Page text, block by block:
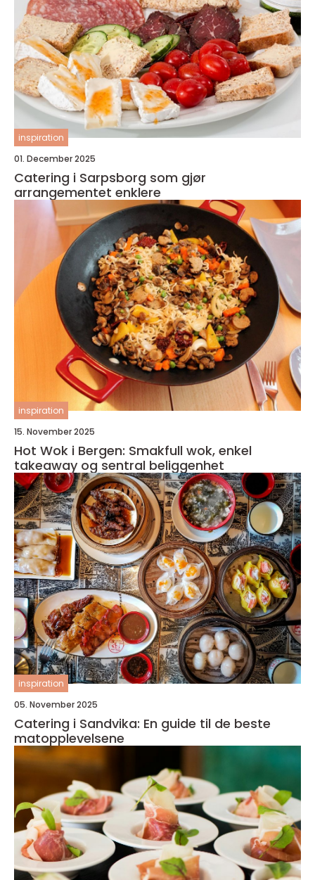
inspiration
01. December 2025
Catering i Sarpsborg som gjør
arrangementet enklere
inspiration
15. November 2025
Hot Wok i Bergen: Smakfull wok, enkel
takeaway og sentral beliggenhet
inspiration
05. November 2025
Catering i Sandvika: En guide til de beste
matopplevelsene